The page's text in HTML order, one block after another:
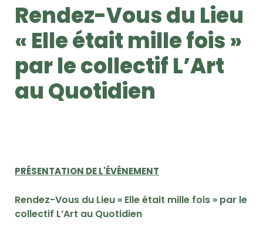
Rendez-Vous du Lieu
« Elle était mille fois »
par le collectif L’Art
au Quotidien
PRÉSENTATION DE L'ÉVÉNEMENT
Rendez-Vous du Lieu « Elle était mille fois » par le
collectif L’Art au Quotidien